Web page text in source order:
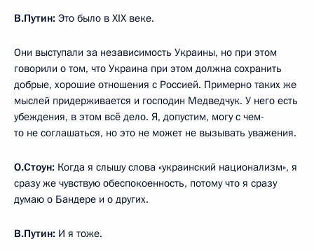
В.Путин: Это было в XIX веке.
Они выступали за независимость Украины, но при этом
говорили о том, что Украина при этом должна сохранить
добрые, хорошие отношения с Россией. Примерно таких же
мыслей придерживается и господин Медведчук. У него есть
убеждения, в этом всё дело. Я, допустим, могу с чем-
то не соглашаться, но это не может не вызывать уважения.
О.Стоун: Когда я слышу слова «украинский национализм», я
сразу же чувствую обеспокоенность, потому что я сразу
думаю о Бандере и о других.
В.Путин: И я тоже.